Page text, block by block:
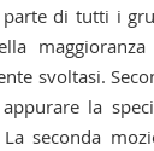
parte di tutti i
maggioranza
svoltasi.
la
seconda